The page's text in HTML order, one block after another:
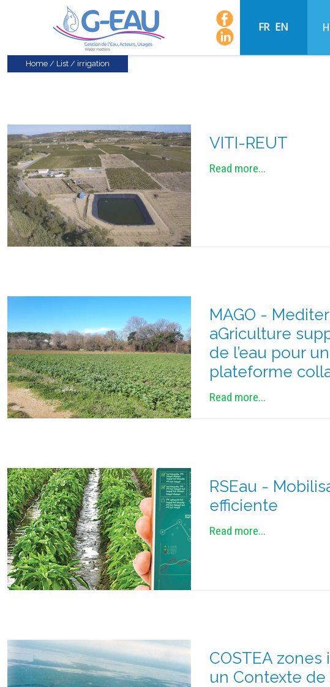
FR EN
Home / List / irrigation
VITI-REUT
Read more...
MAGO -
aGriculture
de l’eau pour
plateforme
Read more...
RSEau -
efficiente
Read more...
COSTEA
un Contexte